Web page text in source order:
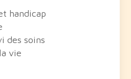
handicap
des soins
vie